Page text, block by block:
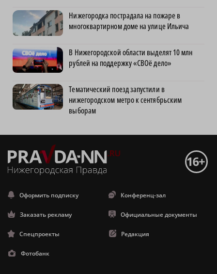
Нижегородка пострадала на пожаре в
многоквартирном доме на улице Ильича
В Нижегородской области выделят 10 млн
рублей на поддержку «СВОё дело»
Тематический поезд запустили в
нижегородском метро к сентябрьским
выборам
Оформить подписку Конференц-зал
Заказать рекламу Официальные документы
Спецпроекты Редакция
Фотобанк